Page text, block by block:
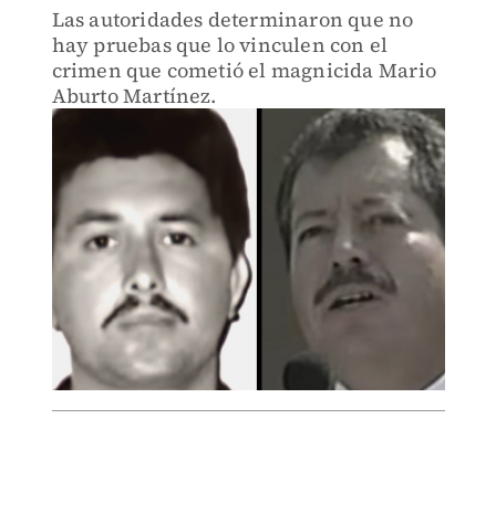
Las autoridades determinaron que no
hay pruebas que lo vinculen con el
crimen que cometió el magnicida Mario
Aburto Martínez.